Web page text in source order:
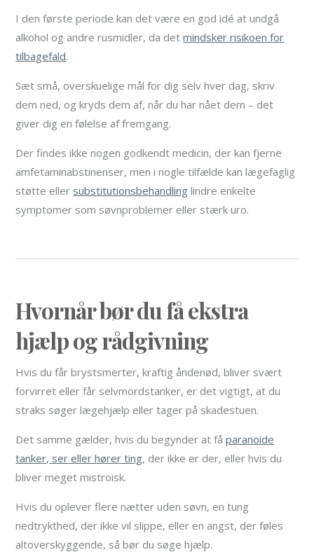
I den første periode kan det være en god idé at undgå
alkohol og andre rusmidler, da detmindsker risikoen for
tilbagefald.
Sæt små, overskuelige mål for dig selv hver dag, skriv
dem ned, og kryds dem af, når du har nået dem – det
giver dig en følelse af fremgang.
Der findes ikke nogen godkendt medicin, der kan fjerne
amfetaminabstinenser, men i nogle tilfælde kan lægefaglig
støtte eller substitutionsbehandling lindre enkelte
symptomer som søvnproblemer eller stærk uro.
Hvornår bør du få ekstra
hjælp og rådgivning
Hvis du får brystsmerter, kraftig åndenød, bliver svært
forvirret eller får selvmordstanker, er det vigtigt, at du
straks søger lægehjælp eller tager på skadestuen.
Det samme gælder, hvis du begynder at fåparanoide
tanker, ser eller hører ting, der ikke er der, eller hvis du
bliver meget mistroisk.
Hvis du oplever flere nætter uden søvn, en tung
nedtrykthed, der ikke vil slippe, eller en angst, der føles
altoverskyggende, så bør du søge hjælp.